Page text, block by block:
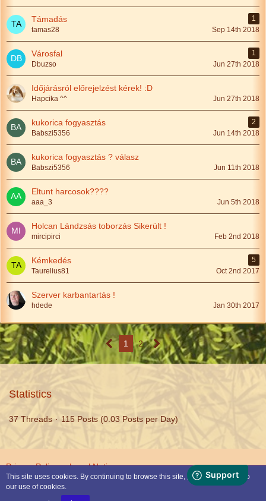
Támadás
1
tamas28
Sep 14th 2018
Városfal
1
Dbuzso
Jun 27th 2018
Időjárásról előrejelzést kérek! :D
Hapcika ^^ Jun 27th 2018
kukorica fogyasztás
2
Babszi5356
Jun 14th 2018
kukorica fogyasztás ? válasz
Babszi5356 Jun 11th 2018
Eltunt harcosok????
aaa_3 Jun 5th 2018
Holcan Lándzsás toborzás Sikerült !
mircipirci Feb 2nd 2018
Kémkedés
5
Taurelius81
Oct 2nd 2017
Szerver karbantartás !
hdede Jan 30th 2017
1 2
Statistics
37 Threads 115 Posts (0.03 Posts per Day)
Privacy Policy Legal Notice
This site uses cookies. By continuing to browse this site, you are agreeing to
our use of cookies.